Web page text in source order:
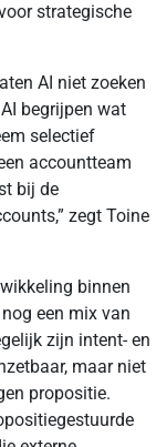
strategische
AI niet zoeken
begrijpen wat
selectief
accountteam
bij de
zegt Toine
binnen
een mix van
zijn intent- en
maar niet
propositie.